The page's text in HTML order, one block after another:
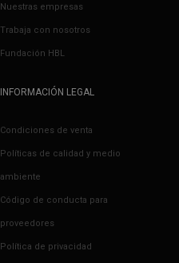
Nuestras empresas
Trabaja con nosotros
Fundación HBL
INFORMACIÓN LEGAL
Condiciones de venta
Políticas de calidad y medio
ambiente
Código de conducta para
proveedores
Política de privacidad